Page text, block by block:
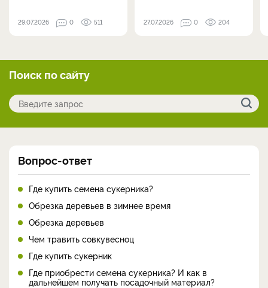
29.07.2026 0 511 27.07.2026 0 204
Поиск по сайту
Вопрос-ответ
Где купить семена сукерника?
Обрезка деревьев в зимнее время
Обрезка деревьев
Чем травить совкувесноц
Где купить сукерник
Где приобрести семена сукерника? И как в
дальнейшем получать посадочный материал?